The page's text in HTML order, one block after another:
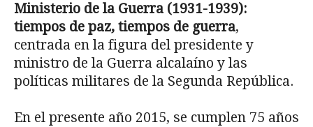
Ministerio de la Guerra (1931-1939):
tiempos de paz, tiempos de guerra,
centrada en la figura del presidente y
ministro de la Guerra alcalaíno y las
políticas militares de la Segunda República.
En el presente año 2015, se cumplen 75 años